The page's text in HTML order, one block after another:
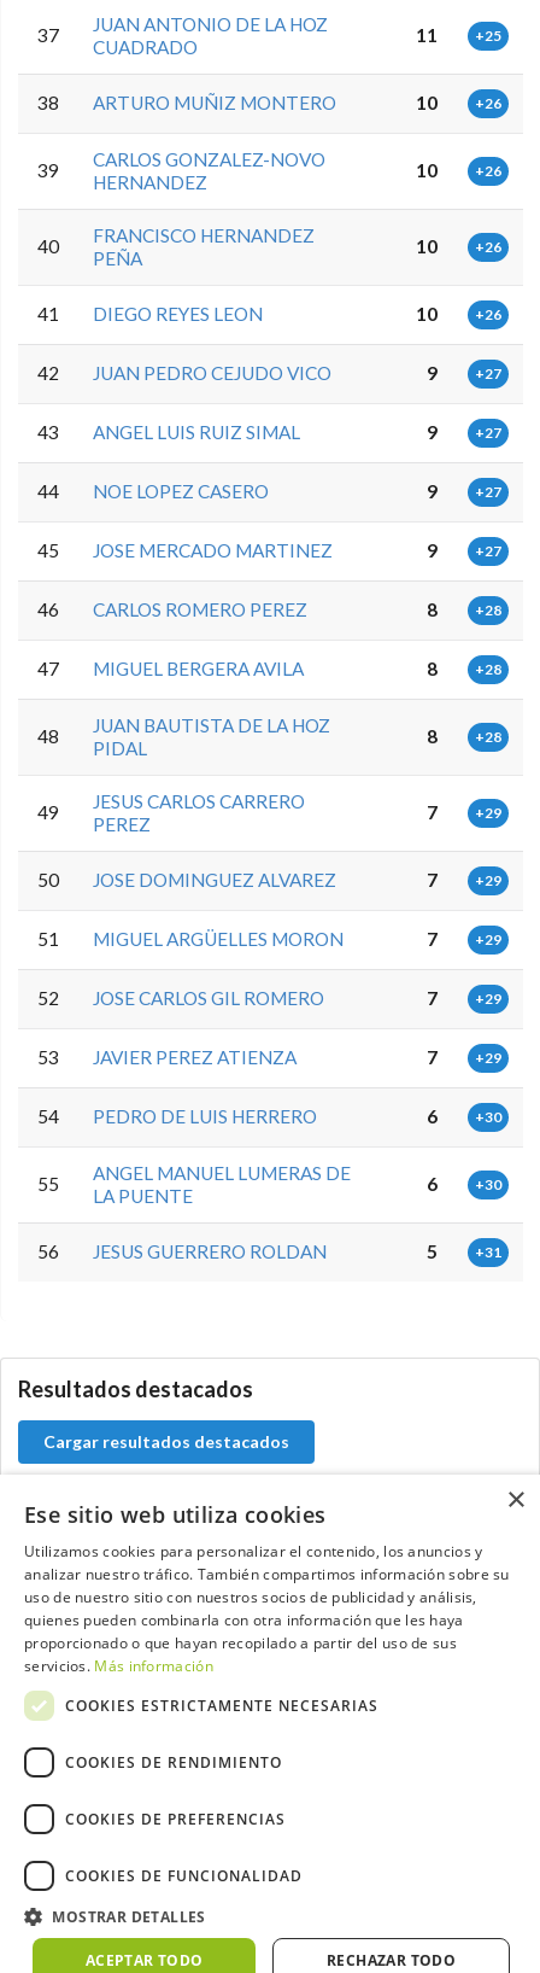
37
JUAN ANTONIO DE LA HOZ
CUADRADO
11 +25
38 ARTURO MUÑIZ MONTERO 10 +26
39
CARLOS GONZALEZ-NOVO
HERNANDEZ
10 +26
40
FRANCISCO HERNANDEZ
PEÑA
10 +26
41 DIEGO REYES LEON 10 +26
42 JUAN PEDRO CEJUDO VICO 9 +27
43 ANGEL LUIS RUIZ SIMAL 9 +27
44 NOE LOPEZ CASERO 9 +27
45 JOSE MERCADO MARTINEZ 9 +27
46 CARLOS ROMERO PEREZ 8 +28
47 MIGUEL BERGERA AVILA 8 +28
48
JUAN BAUTISTA DE LA HOZ
PIDAL
8 +28
49
JESUS CARLOS CARRERO
PEREZ
7 +29
50 JOSE DOMINGUEZ ALVAREZ 7 +29
51 MIGUEL ARGÜELLES MORON 7 +29
52 JOSE CARLOS GIL ROMERO 7 +29
53 JAVIER PEREZ ATIENZA 7 +29
54 PEDRO DE LUIS HERRERO 6 +30
55
ANGEL MANUEL LUMERAS DE
LA PUENTE
6 +30
56 JESUS GUERRERO ROLDAN 5 +31
Resultados destacados
Cargar resultados destacados
Contacta con el equipo de NextCaddy
Opina Contacta
Trabaja con nosotros
Política de Cookies
Meteo ©AEMET
×
Ese sitio web utiliza cookies
Utilizamos cookies para personalizar el contenido, los anuncios y
analizar nuestro tráfico. También compartimos información sobre su
uso de nuestro sitio con nuestros socios de publicidad y análisis,
quienes pueden combinarla con otra información que les haya
proporcionado o que hayan recopilado a partir del uso de sus
servicios. Más información
COOKIES ESTRICTAMENTE NECESARIAS
COOKIES DE RENDIMIENTO
COOKIES DE PREFERENCIAS
COOKIES DE FUNCIONALIDAD
MOSTRAR DETALLES
ACEPTAR TODO RECHAZAR TODO